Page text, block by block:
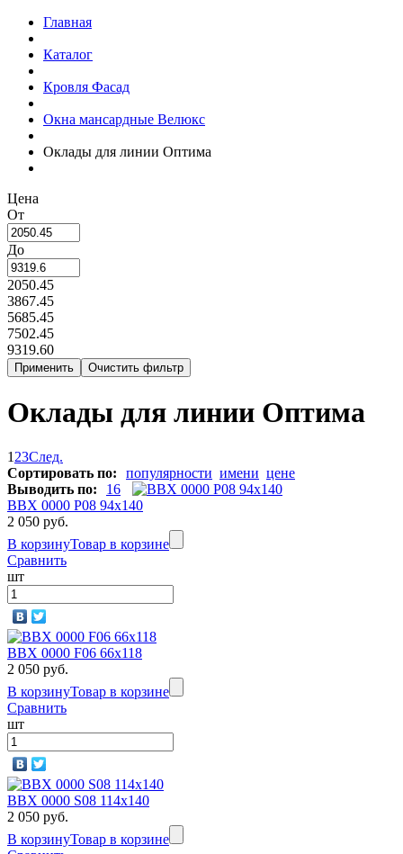
Главная
Каталог
Кровля Фасад
Окна мансардные Велюкс
Оклады для линии Оптима
Цена
От
До
2050.45
3867.45
5685.45
7502.45
9319.60
Оклады для линии Оптима
1 23След.
Сортировать по:
популярности имени цене
Выводить по:
16
BBX 0000 P08 94х140
2 050 руб.
В корзинуТовар в корзине
Сравнить
шт
BBX 0000 F06 66х118
2 050 руб.
В корзинуТовар в корзине
Сравнить
шт
BBX 0000 S08 114х140
2 050 руб.
В корзинуТовар в корзине